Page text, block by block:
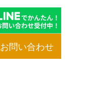
お問い合わせ